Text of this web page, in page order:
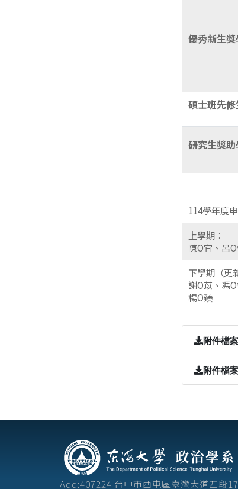
優秀新生
碩士班先
研究生獎
114學年度
上學期：
陳O宜、呂
下學期（更
謝O苡、馮
楊O臻
附件檔案
附件檔案
Add:407224 台中市西屯區臺灣大道四段